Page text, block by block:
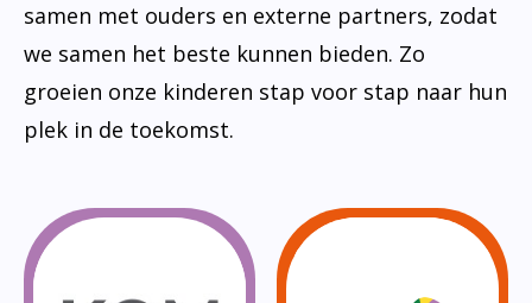
samen met ouders en externe partners, zodat
we samen het beste kunnen bieden. Zo
groeien onze kinderen stap voor stap naar hun
plek in de toekomst.